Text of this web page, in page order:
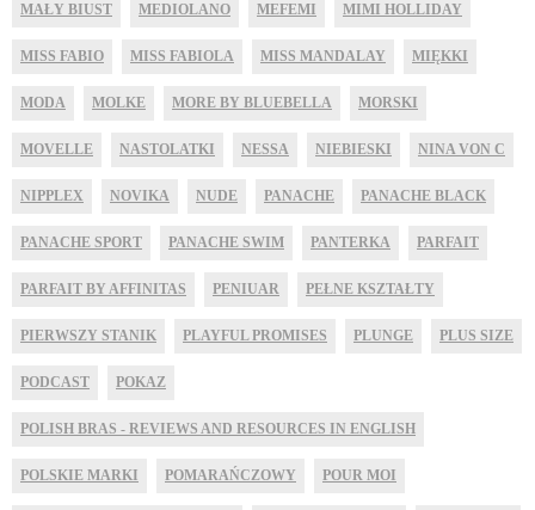
MAŁY BIUST MEDIOLANO MEFEMI MIMI HOLLIDAY
MISS FABIO MISS FABIOLA MISS MANDALAY MIĘKKI
MODA MOLKE MORE BY BLUEBELLA MORSKI
MOVELLE NASTOLATKI NESSA NIEBIESKI NINA VON C
NIPPLEX NOVIKA NUDE PANACHE PANACHE BLACK
PANACHE SPORT PANACHE SWIM PANTERKA PARFAIT
PARFAIT BY AFFINITAS PENIUAR PEŁNE KSZTAŁTY
PIERWSZY STANIK PLAYFUL PROMISES PLUNGE PLUS SIZE
PODCAST POKAZ
POLISH BRAS - REVIEWS AND RESOURCES IN ENGLISH
POLSKIE MARKI POMARAŃCZOWY POUR MOI